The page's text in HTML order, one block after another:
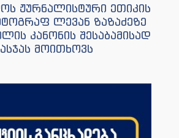
ჟურნალისტური ეთიკის
ლევან ზაზაძეზე
კანონის შესაბამისად
მოითხოვს